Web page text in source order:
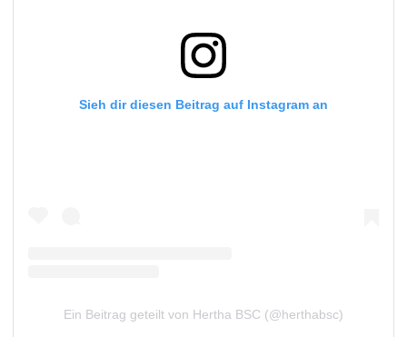
Sieh dir diesen Beitrag auf Instagram an
Ein Beitrag geteilt von Hertha BSC (@herthabsc)